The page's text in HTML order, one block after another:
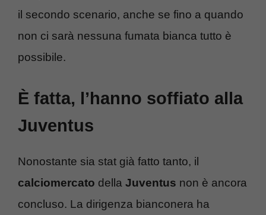
il secondo scenario, anche se fino a quando
non ci sarà nessuna fumata bianca tutto è
possibile.
È fatta, l’hanno soffiato alla
Juventus
Nonostante sia stat già fatto tanto, il
calciomercato della Juventus non è ancora
concluso. La dirigenza bianconera ha